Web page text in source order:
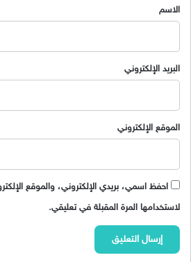
*
الاسم
البريد الإلكتروني
الموقع الإلكتروني
احفظ اسمي، بريدي الإلكتروني، والموقع
لاستخدامها المرة المقبلة في تعليقي.